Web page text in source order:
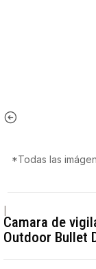
*Todas las
Camara de
Outdoor Bullet